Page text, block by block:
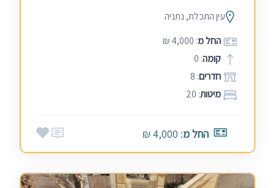
עין התכלת, נתניה
החל מ: 4,000 ₪
קומה: 0
חדרים: 8
מיטות: 20
החל מ: 4,000 ₪